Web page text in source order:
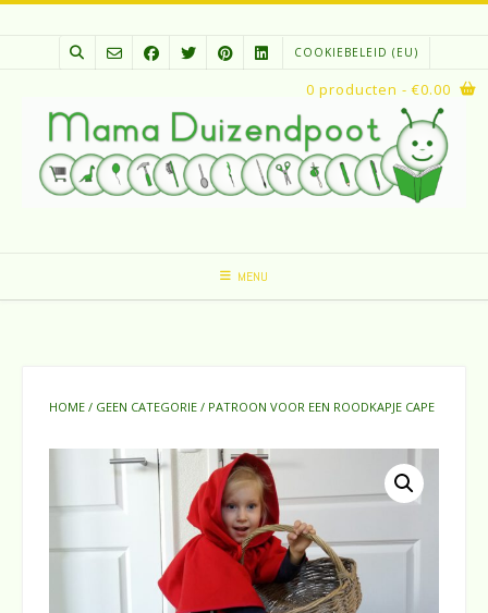
Spring
COOKIEBELEID (EU)
MENU
0 producten - €0.00
HOME / GEEN CATEGORIE / PATROON VOOR EEN ROODKAPJE CAPE